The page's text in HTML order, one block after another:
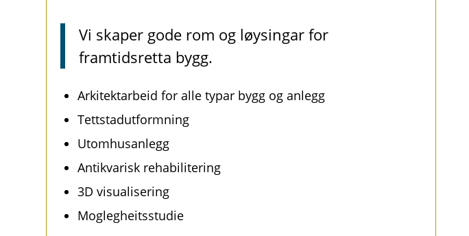
Vi skaper gode rom og løysingar for
framtidsretta bygg.
Arkitektarbeid for alle typar bygg og anlegg
Tettstadutformning
Utomhusanlegg
Antikvarisk rehabilitering
3D visualisering
Moglegheitsstudie